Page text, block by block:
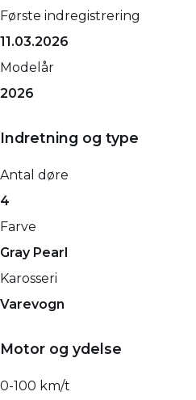
Første indregistrering
11.03.2026
Modelår
2026
Indretning og type
Antal døre
4
Farve
Gray Pearl
Karosseri
Varevogn
Motor og ydelse
0-100 km/t